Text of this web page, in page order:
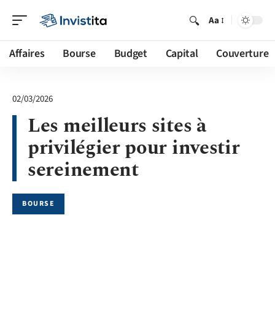
Aa
Affaires Bourse Budget Capital Couverture
02/03/2026
Les meilleurs sites à
privilégier pour investir
sereinement
BOURSE